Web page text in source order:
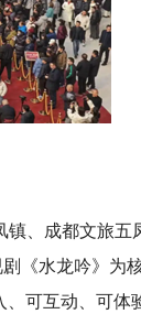
镇、成都文旅五
《水龙吟》为
可互动、可体
所惠民开放
6日启幕